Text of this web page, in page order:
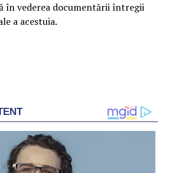
în vederea documentării întregii
a acestuia.